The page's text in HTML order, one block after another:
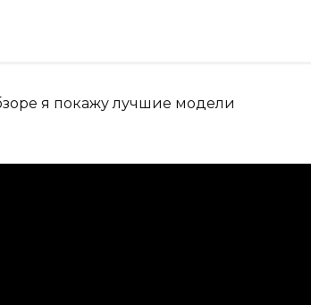
я покажу лучшие модели